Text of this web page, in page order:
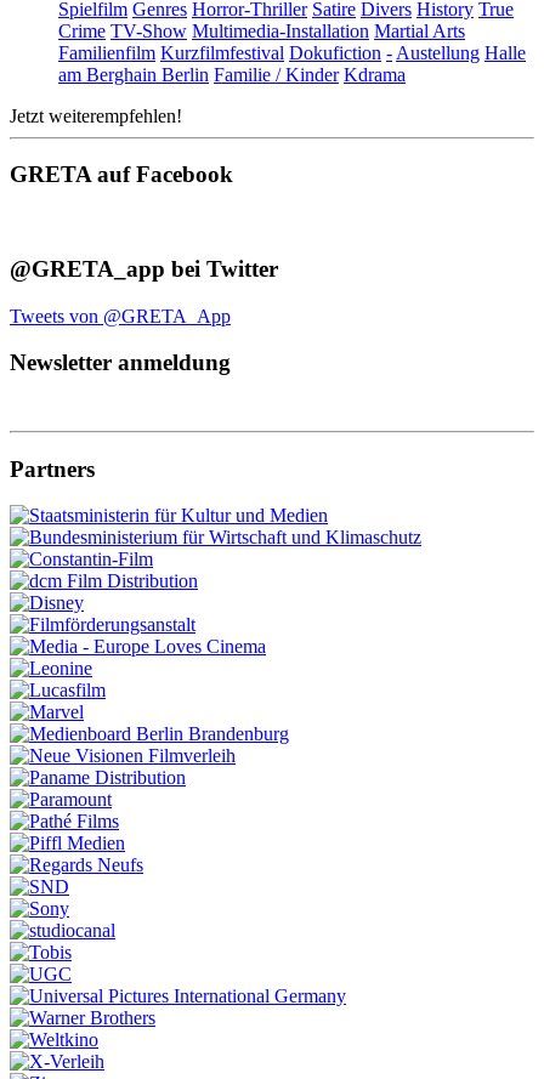
Spielfilm Genres Horror-Thriller Satire Divers History True
Crime TV-Show Multimedia-Installation Martial Arts
Familienfilm Kurzfilmfestival Dokufiction - Austellung Halle
am Berghain Berlin Familie / Kinder Kdrama
Jetzt weiterempfehlen!
GRETA auf Facebook
@GRETA_app bei Twitter
Tweets von @GRETA_App
Newsletter anmeldung
Partners